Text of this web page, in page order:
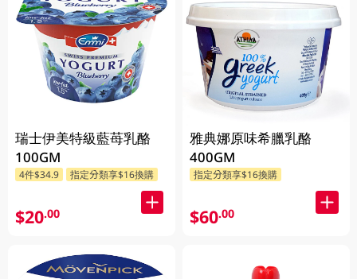
瑞士伊美特級藍苺乳酪
100GM
4件$34.9 指定分類享$16換購
$20.00
雅典娜原味希臘乳酪
400GM
指定分類享$16換購
$60.00